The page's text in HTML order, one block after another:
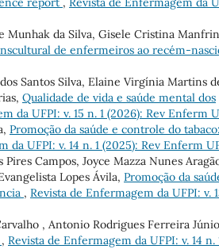
Munhak da Silva, Gisele Cristina
de enfermeiros ao recém-
Santos Silva, Elaine Virgínia Martins
Qualidade de vida e saúde mental dos
da UFPI: v. 15 n. 1 (2026): Rev Enferm
Promoção da saúde e controle do tabaco:
da UFPI: v. 14 n. 1 (2025): Rev Enferm
Campos, Joyce Mazza Nunes
Lopes Ávila, Promoção da
, Revista de Enfermagem da UFPI: v.
, Antonio Rodrigues Ferreira
, Revista de Enfermagem da UFPI: v. 14 n.